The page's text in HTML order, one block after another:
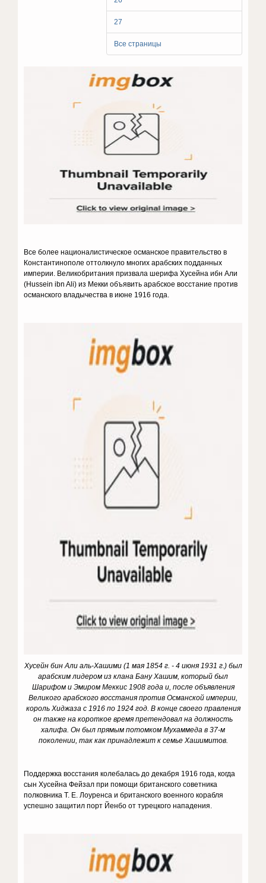
27
Все страницы
Все более националистическое османское правительство в
Константинополе оттолкнуло многих арабских подданных
империи. Великобритания призвала шерифа Хусейна ибн Али
(Hussein ibn Ali) из Мекки объявить арабское восстание против
османского владычества в июне 1916 года.
Хусейн бин Али аль-Хашими (1 мая 1854 г. - 4 июня 1931 г.) был
арабским лидером из клана Бану Хашим, который был
Шарифом и Эмиром Меккис 1908 года и, после объявления
Великого арабского восстания против Османской империи,
король Хиджаза с 1916 по 1924 год. В конце своего правления
он также на короткое время претендовал на должность
халифа. Он был прямым потомком Мухаммеда в 37-м
поколении, так как принадлежит к семье Хашимитов.
Поддержка восстания колебалась до декабря 1916 года, когда
сын Хусейна Фейзал при помощи британского советника
полковника Т. Е. Лоуренса и британского военного корабля
успешно защитил порт Йенбо от турецкого нападения.